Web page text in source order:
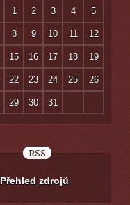
1 2 3 4 5
8 9 10 11 12
15 16 17 18 19
22 23 24 25 26
29 30 31
RSS
Přehled zdrojů